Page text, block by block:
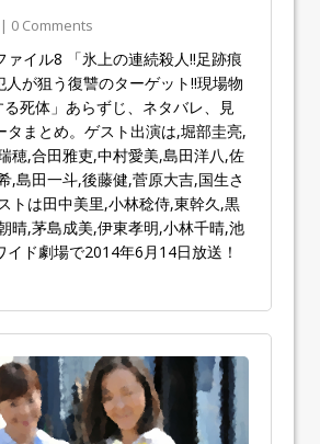
0 Comments
ァイル8 「氷上の連続殺人!!足跡痕
人が狙う復讐のターゲット!!現場物
死体」あらずじ、ネタバレ、見
タまとめ。ゲスト出演は,堀部圭亮,
穂,合田雅吏,中村愛美,島田洋八,佐
,島田一斗,後藤健,菅原大吉,国生さ
トは田中美里,小林稔侍,東幹久,黒
晴,茅島成美,伊東孝明,小林千晴,池
イド劇場で2014年6月14日放送！